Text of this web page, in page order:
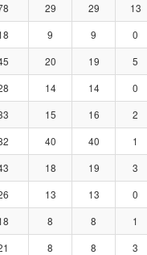
29 29 13
9 9 0
20 19 5
14 14 0
15 16 2
40 40 1
18 19 3
13 13 0
8 8 1
8 8 3